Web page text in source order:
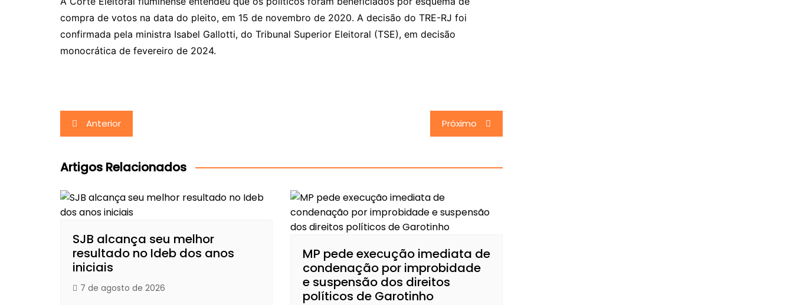
compra de votos na data do pleito, em 15 de novembro de 2020. A decisão do TRE-RJ foi
confirmada pela ministra Isabel Gallotti, do Tribunal Superior Eleitoral (TSE), em decisão
monocrática de fevereiro de 2024.
Navegação
de
Post
Anterior Próximo
Artigos Relacionados
SJB alcança seu melhor
resultado no Ideb dos anos
iniciais
7 de agosto de 2026
MP pede execução imediata de
condenação por improbidade
e suspensão dos direitos
políticos de Garotinho